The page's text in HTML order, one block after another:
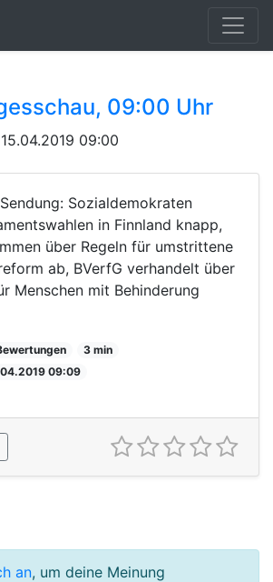
09:00 Uhr
15.04.2019 09:00
Sozialdemokraten
in Finnland knapp,
über Regeln für umstrittene
ab, BVerfG verhandelt über
Menschen mit Behinderung
3 min
09:09
an, um deine Meinung